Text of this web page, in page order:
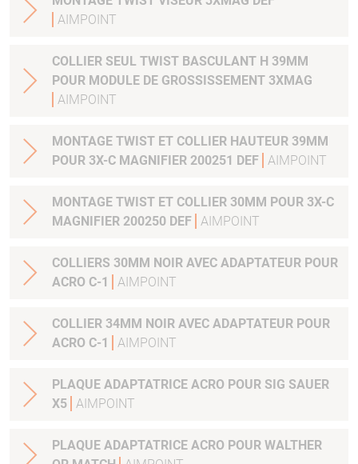
AIMPOINT
COLLIER SEUL TWIST BASCULANT H 39MM
POUR MODULE DE GROSSISSEMENT 3XMAG
AIMPOINT
MONTAGE TWIST ET COLLIER HAUTEUR 39MM
POUR 3X-C MAGNIFIER 200251 DEF AIMPOINT
MONTAGE TWIST ET COLLIER 30MM POUR 3X-C
MAGNIFIER 200250 DEF AIMPOINT
COLLIERS 30MM NOIR AVEC ADAPTATEUR POUR
ACRO C-1
AIMPOINT
COLLIER 34MM NOIR AVEC ADAPTATEUR POUR
ACRO C-1
AIMPOINT
PLAQUE ADAPTATRICE ACRO POUR SIG SAUER
X5 AIMPOINT
PLAQUE ADAPTATRICE ACRO POUR WALTHER